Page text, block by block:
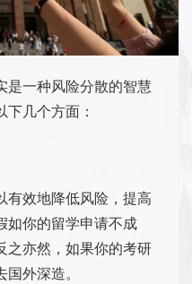
是一种风险分散的智慧
几个方面：
有效地降低风险，提高
如你的留学申请不成
之亦然，如果你的考研
外深造。